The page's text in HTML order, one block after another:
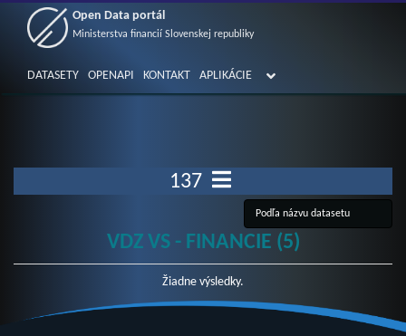
Open Data portál
Ministerstva financií Slovenskej republiky
DATASETY OPENAPI KONTAKT APLIKÁCIE
137
VDZ VS - FINANCIE (5)
Žiadne výsledky.